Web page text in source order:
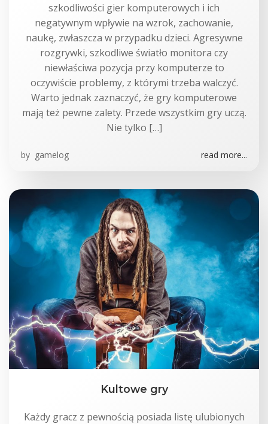
szkodliwości gier komputerowych i ich
negatywnym wpływie na wzrok, zachowanie,
naukę, zwłaszcza w przypadku dzieci. Agresywne
rozgrywki, szkodliwe światło monitora czy
niewłaściwa pozycja przy komputerze to
oczywiście problemy, z którymi trzeba walczyć.
Warto jednak zaznaczyć, że gry komputerowe
mają też pewne zalety. Przede wszystkim gry uczą.
Nie tylko […]
by gamelog read more...
Kultowe gry
Każdy gracz z pewnością posiada listę ulubionych